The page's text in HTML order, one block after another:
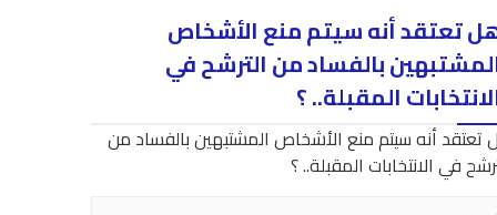
تعتقد أنه سيتم منع الأشخاص
بالفساد من الترشح في
المقبلة.. ؟
تعتقد أنه سيتم منع الأشخاص المشتبهين بالفساد من
في الانتخابات المقبلة.. ؟